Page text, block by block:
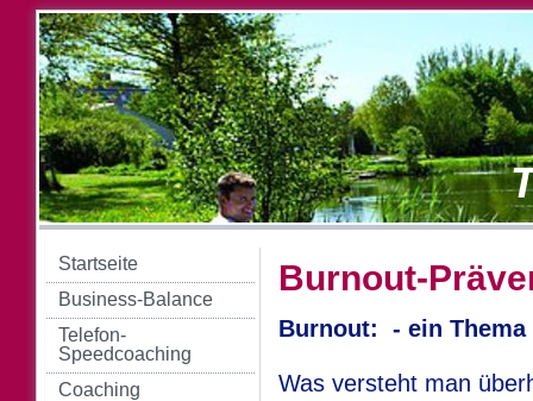
Startseite
Business-Balance
Telefon-
Speedcoaching
Coaching
Burnout-
Burnout: - ein
Was versteht man